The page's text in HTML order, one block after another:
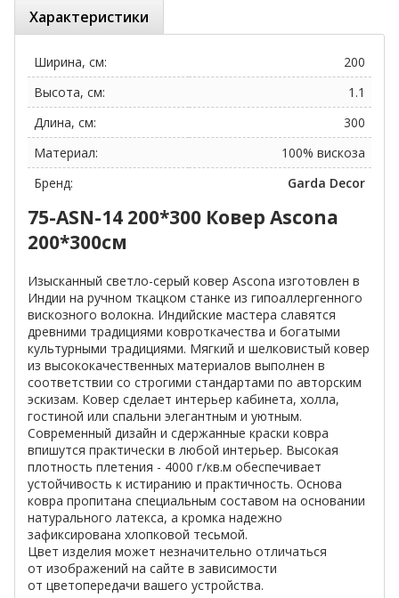
Характеристики
Ширина, см:
200
Высота, см:
1.1
Длина, см:
300
Материал:
100% вискоза
Бренд:
Garda Decor
75-ASN-14 200*300 Ковер Ascona
200*300см
Изысканный светло-серый ковер Ascona изготовлен в
Индии на ручном ткацком станке из гипоаллергенного
вискозного волокна. Индийские мастера славятся
древними традициями ковроткачества и богатыми
культурными традициями. Мягкий и шелковистый ковер
из высококачественных материалов выполнен в
соответствии со строгими стандартами по авторским
эскизам. Ковер сделает интерьер кабинета, холла,
гостиной или спальни элегантным и уютным.
Современный дизайн и сдержанные краски ковра
впишутся практически в любой интерьер. Высокая
плотность плетения - 4000 г/кв.м обеспечивает
устойчивость к истиранию и практичность. Основа
ковра пропитана специальным составом на основании
натурального латекса, а кромка надежно
зафиксирована хлопковой тесьмой.
Цвет изделия может незначительно отличаться
от изображений на сайте в зависимости
от цветопередачи вашего устройства.